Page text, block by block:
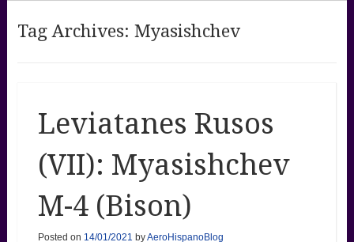
Tag Archives: Myasishchev
Leviatanes Rusos
(VII): Myasishchev
M-4 (Bison)
Posted on 14/01/2021 byAeroHispanoBlog